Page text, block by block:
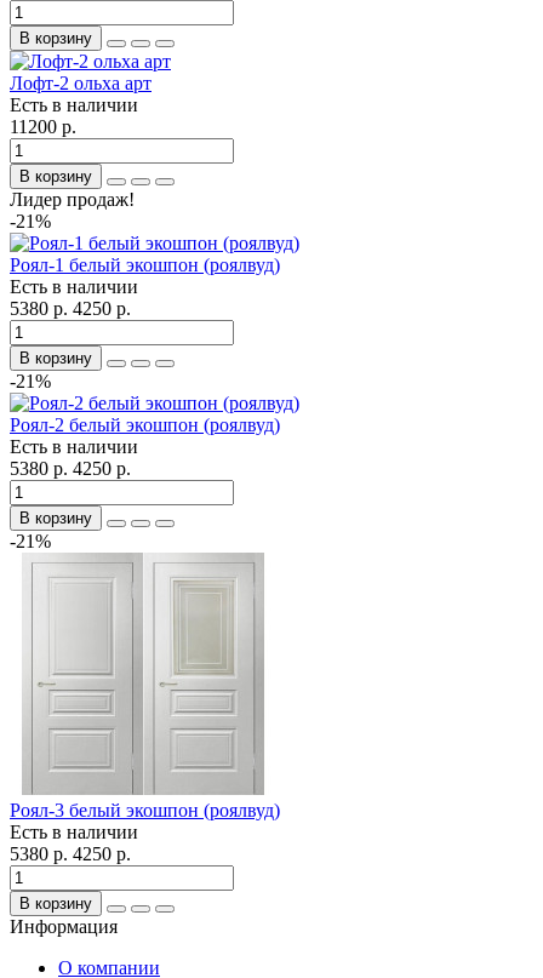
В корзину
Лофт-2 ольха арт
Есть в наличии
11200 р.
В корзину
Лидер продаж!
-21%
Роял-1 белый экошпон (роялвуд)
Есть в наличии
5380 р. 4250 р.
В корзину
-21%
Роял-2 белый экошпон (роялвуд)
Есть в наличии
5380 р. 4250 р.
В корзину
-21%
Роял-3 белый экошпон (роялвуд)
Есть в наличии
5380 р. 4250 р.
В корзину
Информация
О компании